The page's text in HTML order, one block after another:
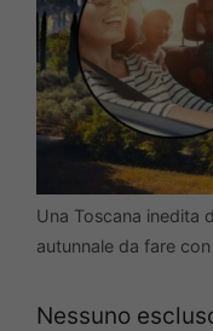
Una Toscana inedita
autunnale da fare
Nessuno